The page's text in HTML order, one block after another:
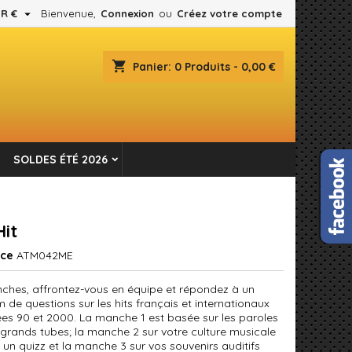
Bienvenue, Connexion ou Créez votre compte
€ 
shopping_cart Panier: 0 Produits - 0,00 €
SOLDES ÉTÉ 2026
ATM042ME
affrontez-vous en équipe et répondez à un
de questions sur les hits français et internationaux
90 et 2000. La manche 1 est basée sur les paroles
tubes; la manche 2 sur votre culture musicale
quizz et la manche 3 sur vos souvenirs auditifs